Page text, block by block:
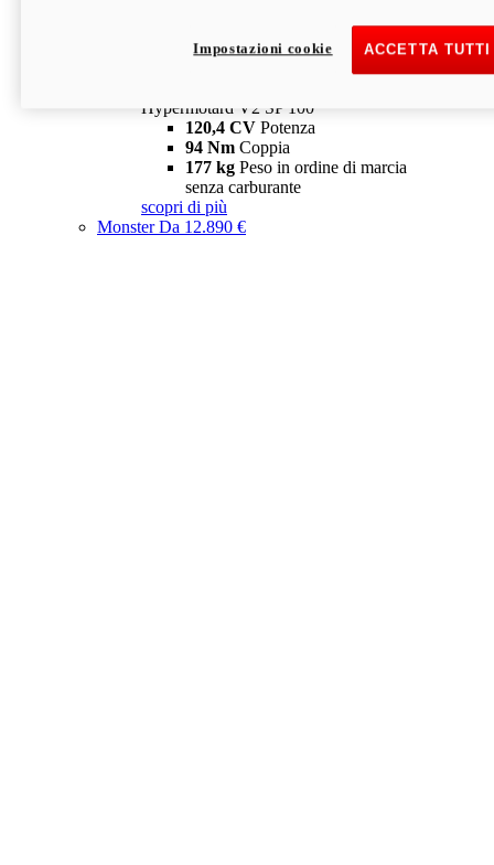
Depotenziata 35 kW: 18.890 € i
configura scopri di più
Hypermotard V2 SP 100
120,4 CV Potenza
94 Nm Coppia
177 kg Peso in ordine di marcia
senza carburante
scopri di più
MonsterDa 12.890 €
ACCETTA
Impostazioni cookie